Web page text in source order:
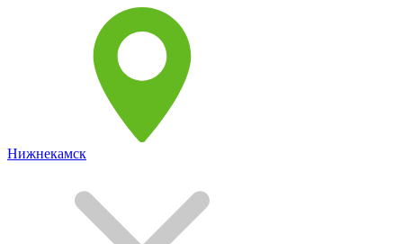
Нижнекамск